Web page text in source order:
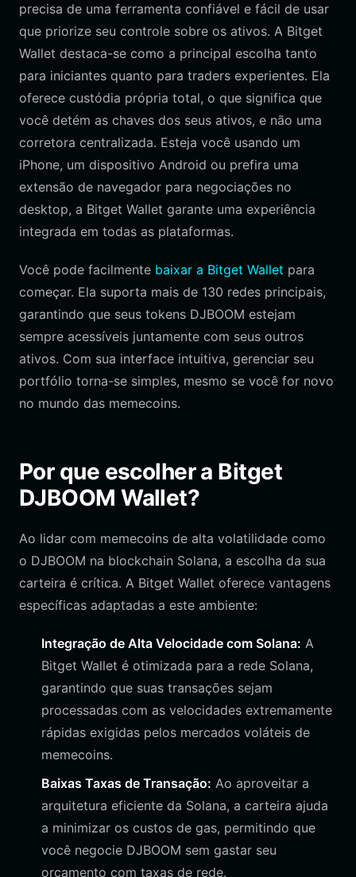
precisa de uma ferramenta confiável e fácil de usar
que priorize seu controle sobre os ativos. A Bitget
Wallet destaca-se como a principal escolha tanto
para iniciantes quanto para traders experientes. Ela
oferece custódia própria total, o que significa que
você detém as chaves dos seus ativos, e não uma
corretora centralizada. Esteja você usando um
iPhone, um dispositivo Android ou prefira uma
extensão de navegador para negociações no
desktop, a Bitget Wallet garante uma experiência
integrada em todas as plataformas.
Você pode facilmente baixar a Bitget Wallet para
começar. Ela suporta mais de 130 redes principais,
garantindo que seus tokens DJBOOM estejam
sempre acessíveis juntamente com seus outros
ativos. Com sua interface intuitiva, gerenciar seu
portfólio torna-se simples, mesmo se você for novo
no mundo das memecoins.
Por que escolher a Bitget
DJBOOM Wallet?
Ao lidar com memecoins de alta volatilidade como
o DJBOOM na blockchain Solana, a escolha da sua
carteira é crítica. A Bitget Wallet oferece vantagens
específicas adaptadas a este ambiente:
Integração de Alta Velocidade com Solana: A
Bitget Wallet é otimizada para a rede Solana,
garantindo que suas transações sejam
processadas com as velocidades extremamente
rápidas exigidas pelos mercados voláteis de
memecoins.
Baixas Taxas de Transação: Ao aproveitar a
arquitetura eficiente da Solana, a carteira ajuda
a minimizar os custos de gas, permitindo que
você negocie DJBOOM sem gastar seu
orçamento com taxas de rede.